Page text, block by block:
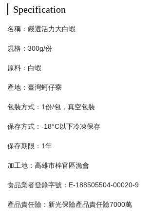
Specification
名稱：嚴選活力大白蝦
規格：300g/份
原料：白蝦
產地：臺灣蚵仔寮
包裝方式：1份/包，真空包裝
保存方式：-18°C以下冷凍保存
保存期限：1年
加工地：高雄市梓官區漁會
食品業者登錄字號：E-188505504-00020-9
產品責任險：新光保險產品責任險7000萬